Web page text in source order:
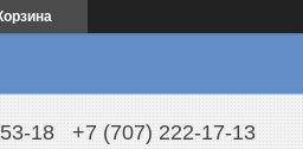
18 +7 (707) 222-17-13